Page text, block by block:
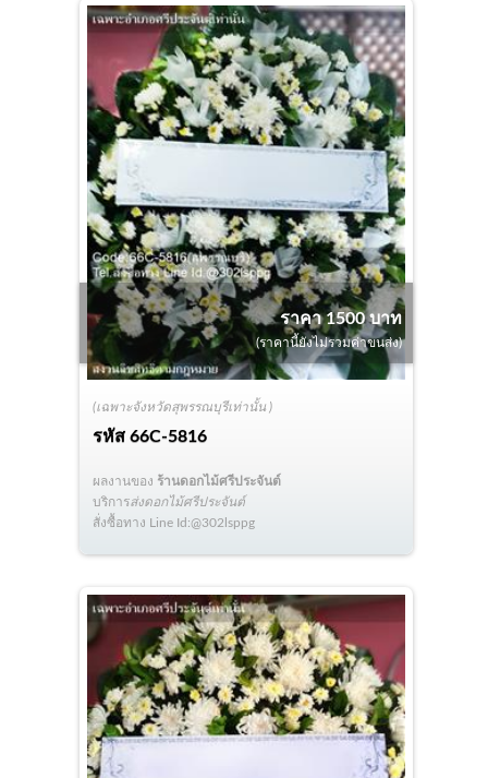
(เฉพาะจังหวัดสุพรรณบุรีเท่านั้น )
รหัส66C-5816
ราคา 1500 บาท
(ราคานี้ยังไม่รวมค่าขนส่ง)
ผลงานของ ร้านดอกไม้ศรีประจันต์
บริการส่งดอกไม้ศรีประจันต์
สั่งซื้อทาง Line Id:@302lsppg